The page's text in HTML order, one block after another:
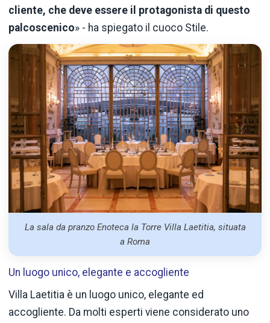
cliente, che deve essere il protagonista di questo
palcoscenico» - ha spiegato il cuoco Stile.
La sala da pranzo Enoteca la Torre Villa Laetitia, situata
a Roma
Un luogo unico, elegante e accogliente
Villa Laetitia è un luogo unico, elegante ed
accogliente. Da molti esperti viene considerato uno